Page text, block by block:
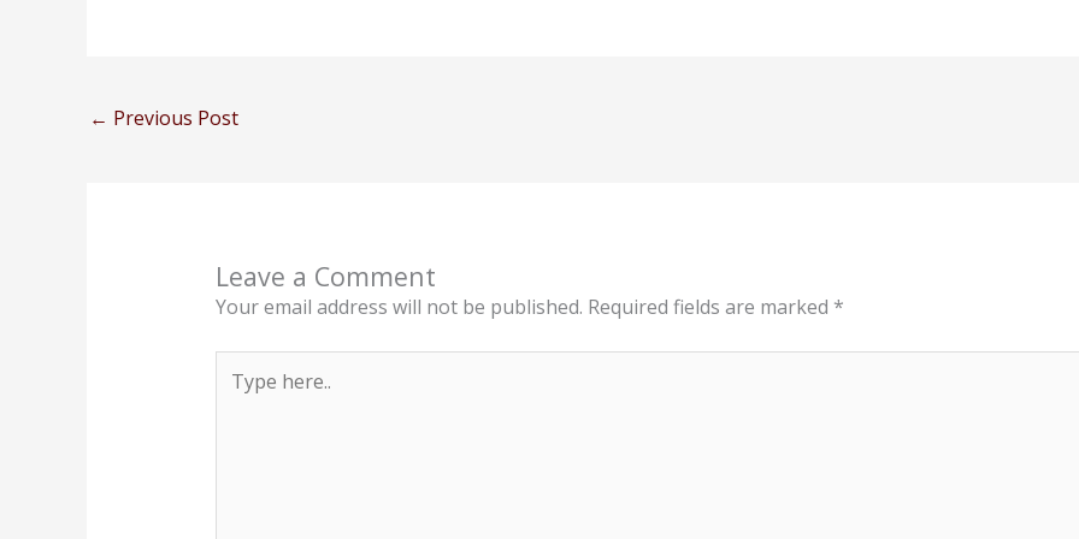
← Previous Post
Leave a Comment
Your email address will not be published. Required fields are marked *
here..